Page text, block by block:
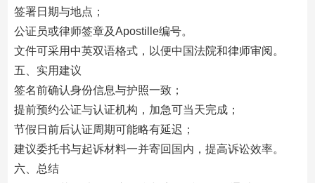
签署日期与地点；
公证员或律师签章及Apostille编号。
文件可采用中英双语格式，以便中国法院和律师审阅。
五、实用建议
签名前确认身份信息与护照一致；
提前预约公证与认证机构，加急可当天完成；
节假日前后认证周期可能略有延迟；
建议委托书与起诉材料一并寄回国内，提高诉讼效率。
六、总结